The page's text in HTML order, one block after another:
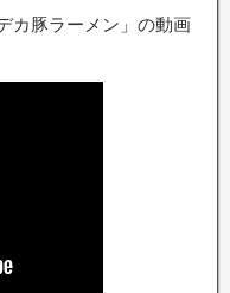
カ豚ラーメン」の動画